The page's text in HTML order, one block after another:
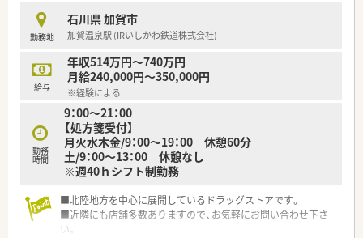
勤務地
石川県 加賀市
加賀温泉駅 (IRいしかわ鉄道株式会社)
給与
年収514万円～740万円
月給240,000円～350,000円
※経験による
勤務
時間
9：00～21：00
【処方箋受付】
月火水木金/9：00～19：00 休憩60分
土/9：00～13：00 休憩なし
※週40ｈシフト制勤務
■北陸地方を中心に展開しているドラッグストアです。
■近隣にも店舗多数ありますので、お気軽にお問い合わせ下さ
い。